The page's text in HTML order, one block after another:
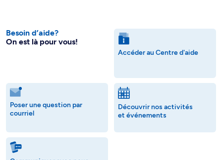
Besoin d’aide?
On est là pour vous!
Accéder au Centre d'aide
Poser une question par
courriel
Découvrir nos activités
et événements